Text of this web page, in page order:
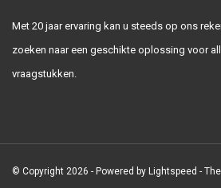
Met 20 jaar ervaring kan u steeds op ons
zoeken naar een geschikte oplossing voor
vraagstukken.
© Copyright 2026 - Powered by Lightspeed -